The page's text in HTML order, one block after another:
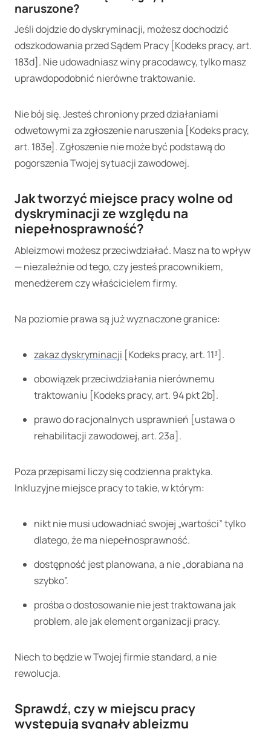
naruszone?
Jeśli dojdzie do dyskryminacji, możesz dochodzić
odszkodowania przed Sądem Pracy [Kodeks pracy, art.
183d]. Nie udowadniasz winy pracodawcy, tylko masz
uprawdopodobnić nierówne traktowanie.
Nie bój się. Jesteś chroniony przed działaniami
odwetowymi za zgłoszenie naruszenia [Kodeks pracy,
art. 183e]. Zgłoszenie nie może być podstawą do
pogorszenia Twojej sytuacji zawodowej.
Jak tworzyć miejsce pracy wolne od
dyskryminacji ze względu na
niepełnosprawność?
Ableizmowi możesz przeciwdziałać. Masz na to wpływ
— niezależnie od tego, czy jesteś pracownikiem,
menedżerem czy właścicielem firmy.
Na poziomie prawa są już wyznaczone granice:
zakaz dyskryminacji [Kodeks pracy, art. 11³].
obowiązek przeciwdziałania nierównemu
traktowaniu [Kodeks pracy, art. 94 pkt 2b].
prawo do racjonalnych usprawnień [ustawa o
rehabilitacji zawodowej, art. 23a].
Poza przepisami liczy się codzienna praktyka.
Inkluzyjne miejsce pracy to takie, w którym:
nikt nie musi udowadniać swojej „wartości” tylko
dlatego, że ma niepełnosprawność.
dostępność jest planowana, a nie „dorabiana na
szybko”.
prośba o dostosowanie nie jest traktowana jak
problem, ale jak element organizacji pracy.
Niech to będzie w Twojej firmie standard, a nie
rewolucja.
Sprawdź, czy w miejscu pracy
występują sygnały ableizmu